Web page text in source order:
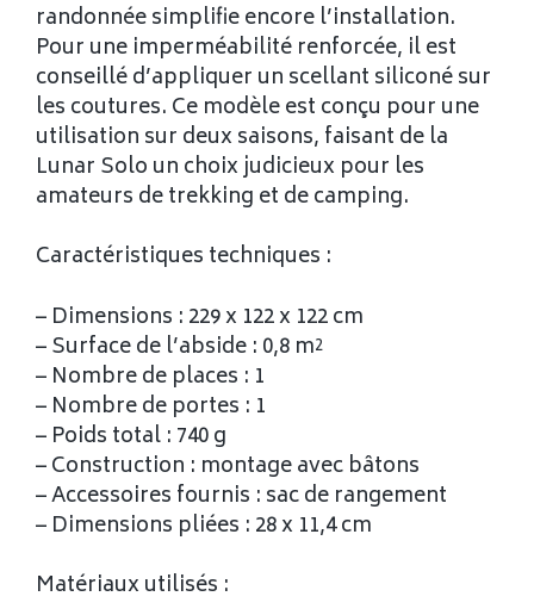
randonnée simplifie encore l’installation.
Pour une imperméabilité renforcée, il est
conseillé d’appliquer un scellant siliconé sur
les coutures. Ce modèle est conçu pour une
utilisation sur deux saisons, faisant de la
Lunar Solo un choix judicieux pour les
amateurs de trekking et de camping.
Caractéristiques techniques :
– Dimensions : 229 x 122 x 122 cm
– Surface de l’abside : 0,8 m²
– Nombre de places : 1
– Nombre de portes : 1
– Poids total : 740 g
– Construction : montage avec bâtons
– Accessoires fournis : sac de rangement
– Dimensions pliées : 28 x 11,4 cm
Matériaux utilisés :